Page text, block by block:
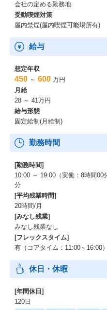
会社の定める勤務地
受動喫煙対策
屋内禁煙(屋内喫煙可能場所有)
給与
想定年収
450 ～ 600 万円
月給
28 ～ 41万円
給与形態
固定給制(月給制)
勤務時間
[勤務時間]
10:00 ～ 19:00（実働：8時間
分
[平均残業時間]
20時間/月
[みなし残業]
みなし残業なし
[フレックスタイム]
有（コアタイム：11:00～16:00）
休日・休暇
[年間休日]
120日